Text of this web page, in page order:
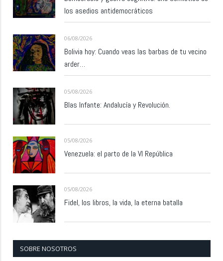
los asedios antidemocráticos
06/08/2026
Bolivia hoy: Cuando veas las barbas de tu vecino
arder…
05/08/2026
Blas Infante: Andalucía y Revolución.
05/08/2026
Venezuela: el parto de la VI República
05/08/2026
Fidel, los libros, la vida, la eterna batalla
SOBRE NOSOTROS